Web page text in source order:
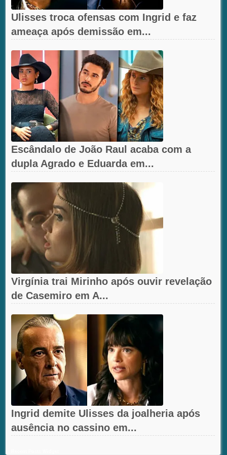
Ulisses troca ofensas com Ingrid e faz
ameaça após demissão em...
Escândalo de João Raul acaba com a
dupla Agrado e Eduarda em...
Virgínia trai Mirinho após ouvir revelação
de Casemiro em A...
Ingrid demite Ulisses da joalheria após
ausência no cassino em...